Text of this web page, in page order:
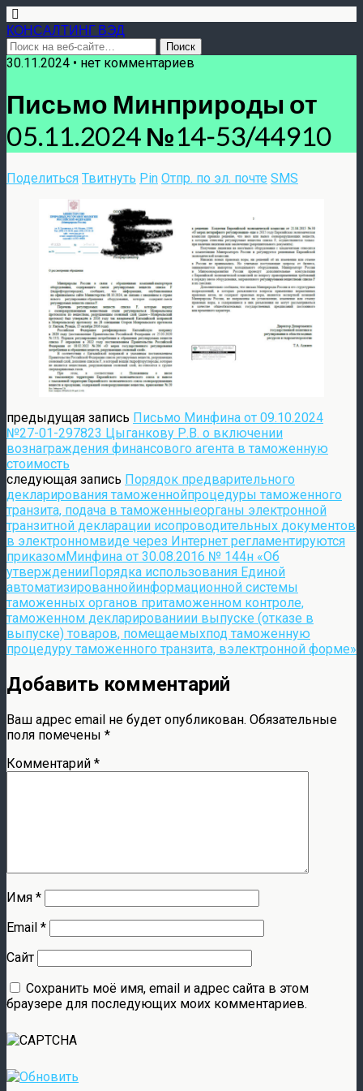
КОНСАЛТИНГ ВЭД
30.11.2024 • нет комментариев
Письмо Минприроды от
05.11.2024 №14-53/44910
Поделиться Твитнуть Pin Отпр. по эл. почте SMS
предыдущая запись Письмо Минфина от 09.10.2024
№27-01-297823 Цыганкову Р.В. о включении
вознаграждения финансового агента в таможенную
стоимость
следующая запись Порядок предварительного
декларирования таможеннойпроцедуры таможенного
транзита, подача в таможенныеорганы электронной
транзитной декларации исопроводительных документов
в электронномвиде через Интернет регламентируются
приказомМинфина от 30.08.2016 № 144н «Об
утвержденииПорядка использования Единой
автоматизированнойинформационной системы
таможенных органов притаможенном контроле,
таможенном декларированиии выпуске (отказе в
выпуске) товаров, помещаемыхпод таможенную
процедуру таможенного транзита, вэлектронной форме»
Добавить комментарий
Ваш адрес email не будет опубликован. Обязательные
поля помечены *
Комментарий *
Имя *
Email *
Сайт
Сохранить моё имя, email и адрес сайта в этом
браузере для последующих моих комментариев.